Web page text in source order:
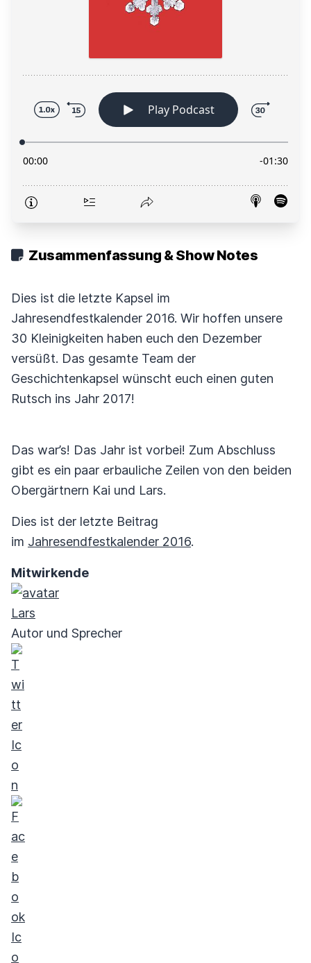
Zusammenfassung & Show Notes
Dies ist die letzte Kapsel im
Jahresendfestkalender 2016. Wir hoffen unsere
30 Kleinigkeiten haben euch den Dezember
versüßt. Das gesamte Team der
Geschichtenkapsel wünscht euch einen guten
Rutsch ins Jahr 2017!
Das war’s! Das Jahr ist vorbei! Zum Abschluss
gibt es ein paar erbauliche Zeilen von den beiden
Obergärtnern Kai und Lars.
Dies ist der letzte Beitrag
im Jahresendfestkalender 2016.
Mitwirkende
Lars
Autor und Sprecher